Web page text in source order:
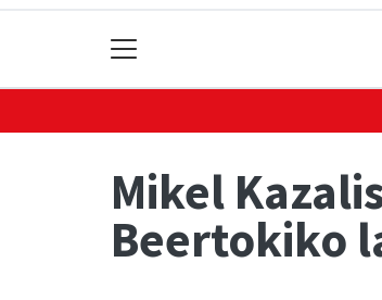
Mikel
Beertokiko